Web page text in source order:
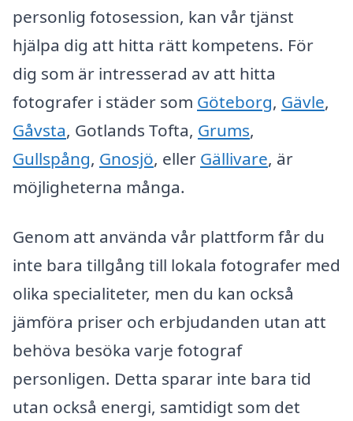
personlig fotosession, kan vår tjänst
hjälpa dig att hitta rätt kompetens. För
dig som är intresserad av att hitta
fotografer i städer som Göteborg, Gävle,
Gåvsta, Gotlands Tofta, Grums,
Gullspång, Gnosjö, eller Gällivare, är
möjligheterna många.
Genom att använda vår plattform får du
inte bara tillgång till lokala fotografer med
olika specialiteter, men du kan också
jämföra priser och erbjudanden utan att
behöva besöka varje fotograf
personligen. Detta sparar inte bara tid
utan också energi, samtidigt som det